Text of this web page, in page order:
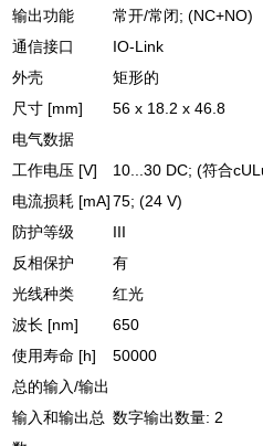
输出功能
常开/常闭; (NC+NO)
通信接口
IO-Link
外壳
矩形的
尺寸 [mm]
56 x 18.2 x 46.8
电气数据
工作电压 [V]
10...30 DC; (符合
电流损耗 [mA] 75; (24 V)
防护等级
III
反相保护
有
光线种类
红光
波长 [nm]
650
使用寿命 [h]
50000
总的输入/输出
输入和输出总 数字输出数量: 2